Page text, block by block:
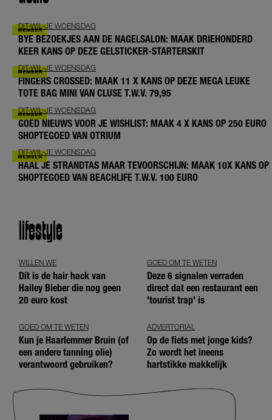
DIT-WIL-JE WOENSDAG
BYE BEZOEKJES AAN DE NAGELSALON: MAAK DRIEHONDERD
KEER KANS OP DEZE GELSTICKER-STARTERSKIT
DIT-WIL-JE WOENSDAG
FINGERS CROSSED: MAAK 11 X KANS OP DEZE MEGA LEUKE
TOTE BAG MINI VAN CLUSE T.W.V. 79,95
DIT-WIL-JE WOENSDAG
GOED NIEUWS VOOR JE WISHLIST: MAAK 4 X KANS OP 250 EURO
SHOPTEGOED VAN OTRIUM
DIT-WIL-JE WOENSDAG
HAAL JE STRANDTAS MAAR TEVOORSCHIJN: MAAK 10X KANS OP
SHOPTEGOED VAN BEACHLIFE T.W.V. 100 EURO
lifestyle
WILLEN WE
Dít is de hair hack van
Hailey Bieber die nog geen
20 euro kost
GOED OM TE WETEN
Deze 6 signalen verraden
direct dat een restaurant een
'tourist trap' is
GOED OM TE WETEN
Kun je Haarlemmer Bruin (of
een andere tanning olie)
verantwoord gebruiken?
ADVERTORIAL
Op de fiets met jonge kids?
Zo wordt het ineens
hartstikke makkelijk